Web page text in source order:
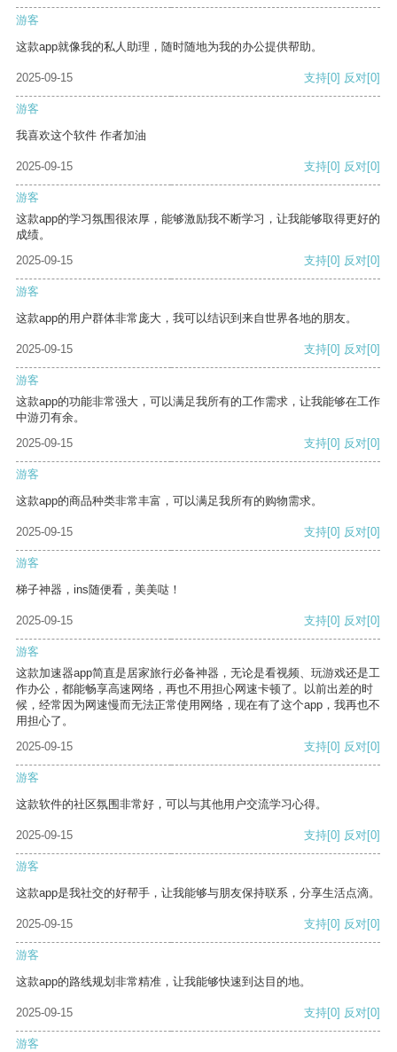
游客
这款app就像我的私人助理，随时随地为我的办公提供帮助。
2025-09-15 支持[0] 反对[0]
游客
我喜欢这个软件 作者加油
2025-09-15 支持[0] 反对[0]
游客
这款app的学习氛围很浓厚，能够激励我不断学习，让我能够取得更好的
成绩。
2025-09-15
支持[0] 反对[0]
游客
这款app的用户群体非常庞大，我可以结识到来自世界各地的朋友。
2025-09-15 支持[0] 反对[0]
游客
这款app的功能非常强大，可以满足我所有的工作需求，让我能够在工作
中游刃有余。
2025-09-15
支持[0] 反对[0]
游客
这款app的商品种类非常丰富，可以满足我所有的购物需求。
2025-09-15 支持[0] 反对[0]
游客
梯子神器，ins随便看，美美哒！
2025-09-15 支持[0] 反对[0]
游客
这款加速器app简直是居家旅行必备神器，无论是看视频、玩游戏还是工
作办公，都能畅享高速网络，再也不用担心网速卡顿了。以前出差的时
候，经常因为网速慢而无法正常使用网络，现在有了这个app，我再也不
用担心了。
2025-09-15
支持[0] 反对[0]
游客
这款软件的社区氛围非常好，可以与其他用户交流学习心得。
2025-09-15 支持[0] 反对[0]
游客
这款app是我社交的好帮手，让我能够与朋友保持联系，分享生活点滴。
2025-09-15 支持[0] 反对[0]
游客
这款app的路线规划非常精准，让我能够快速到达目的地。
2025-09-15 支持[0] 反对[0]
游客